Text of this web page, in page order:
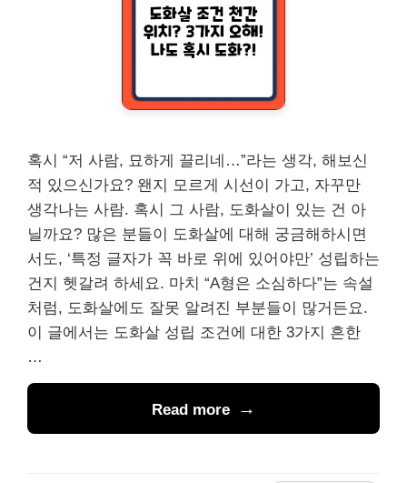
혹시 “저 사람, 묘하게 끌리네…”라는 생각, 해보신
적 있으신가요? 왠지 모르게 시선이 가고, 자꾸만
생각나는 사람. 혹시 그 사람, 도화살이 있는 건 아
닐까요? 많은 분들이 도화살에 대해 궁금해하시면
서도, ‘특정 글자가 꼭 바로 위에 있어야만’ 성립하는
건지 헷갈려 하세요. 마치 “A형은 소심하다”는 속설
처럼, 도화살에도 잘못 알려진 부분들이 많거든요.
이 글에서는 도화살 성립 조건에 대한 3가지 흔한
…
Read more